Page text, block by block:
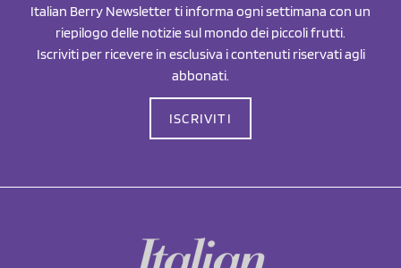
Italian Berry Newsletter ti informa ogni settimana con un
riepilogo delle notizie sul mondo dei piccoli frutti.
Iscriviti per ricevere in esclusiva i contenuti riservati agli
abbonati.
ISCRIVITI